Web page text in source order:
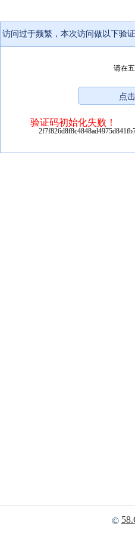
访问过于频繁，本次访问做以下验证
请在
验证码初始化失败！
©